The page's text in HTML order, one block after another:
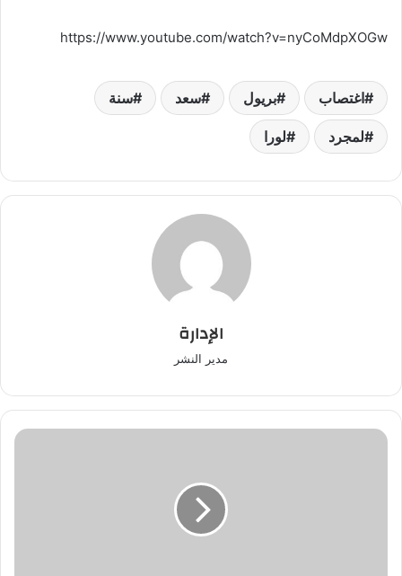
https://www.youtube.com/watch?v=nyCoMdpXOGw
اغتصاب بريول سعد سنة
لمجرد لورا
الإدارة
مدير النشر
إعتقال